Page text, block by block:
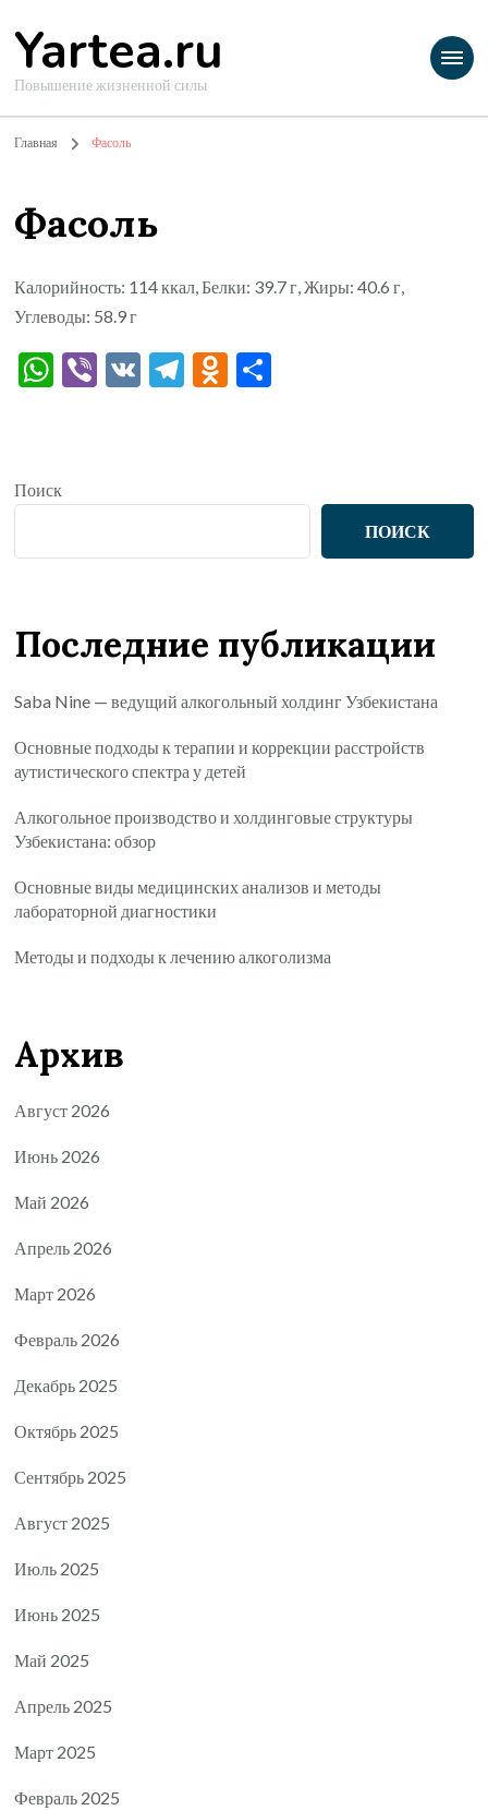
Yartea.ru
Повышение жизненной силы
Главная Фасоль
Фасоль
Калорийность: 114 ккал, Белки: 39.7 г, Жиры: 40.6 г,
Углеводы: 58.9 г
WhatsApp
Viber
VK Telegram
Odnoklassniki
Поиск
ПОИСК
Последние публикации
Saba Nine — ведущий алкогольный холдинг Узбекистана
Основные подходы к терапии и коррекции расстройств
аутистического спектра у детей
Алкогольное производство и холдинговые структуры
Узбекистана: обзор
Основные виды медицинских анализов и методы
лабораторной диагностики
Методы и подходы к лечению алкоголизма
Архив
Август 2026
Июнь 2026
Май 2026
Апрель 2026
Март 2026
Февраль 2026
Декабрь 2025
Октябрь 2025
Сентябрь 2025
Август 2025
Июль 2025
Июнь 2025
Май 2025
Апрель 2025
Март 2025
Февраль 2025